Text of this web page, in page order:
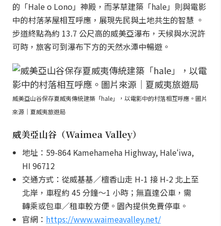
的「Hale o Lono」神殿，而茅草建築「hale」則與電影
中的村落茅屋相互呼應，展現先民與土地共生的智慧 。
步道終點為約 13.7 公尺高的威美亞瀑布，天候與水況許
可時，旅客可到瀑布下方的天然水潭中暢遊。
威美亞山谷保存夏威夷傳統建築「hale」，以電影中的村落相互呼應。圖片
來源｜夏威夷旅遊局
威美亞山谷（Waimea Valley）
地址：59-864 Kamehameha Highway, Haleʻiwa,
HI 96712
交通方式：從威基基／檀香山走 H-1 接 H-2 北上至
北岸，車程約 45 分鐘～1 小時；無直達公車，需
轉乘或包車／租車較方便。園內提供免費停車。
官網： https://www.waimeavalley.net/